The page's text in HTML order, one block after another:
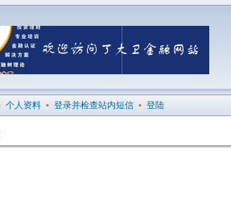
个人资料 • 登录并检查站内短信 • 登陆